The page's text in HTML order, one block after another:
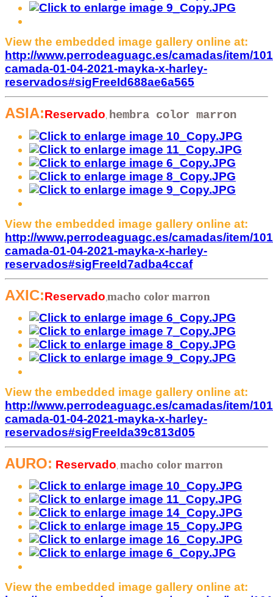
View the embedded image gallery online at:
http://www.perrodeaguagc.es/camadas/item/
camada-01-04-2021-mayka-x-harley-
reservados#sigFreeId688ae6a565
ASIA:Reservado, hembra color marron
View the embedded image gallery online at:
http://www.perrodeaguagc.es/camadas/item/
camada-01-04-2021-mayka-x-harley-
reservados#sigFreeId7adba4ccaf
AXIC:Reservado,macho color marron
View the embedded image gallery online at:
http://www.perrodeaguagc.es/camadas/item/
camada-01-04-2021-mayka-x-harley-
reservados#sigFreeIda39c813d05
AURO: Reservado, macho color marron
View the embedded image gallery online at: